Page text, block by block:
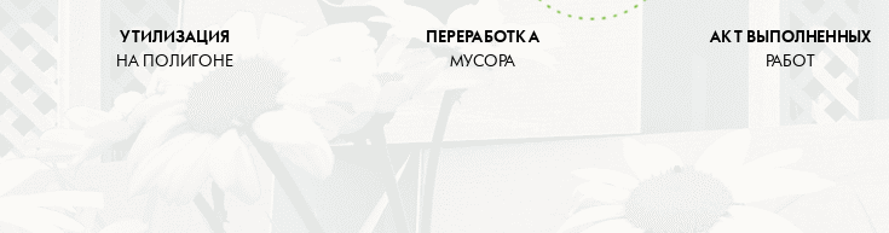
УТИЛИЗАЦИЯ
НА ПОЛИГОНЕ
ПЕРЕРАБОТКА
МУСОРА
АКТ ВЫПОЛНЕННЫХ
РАБОТ